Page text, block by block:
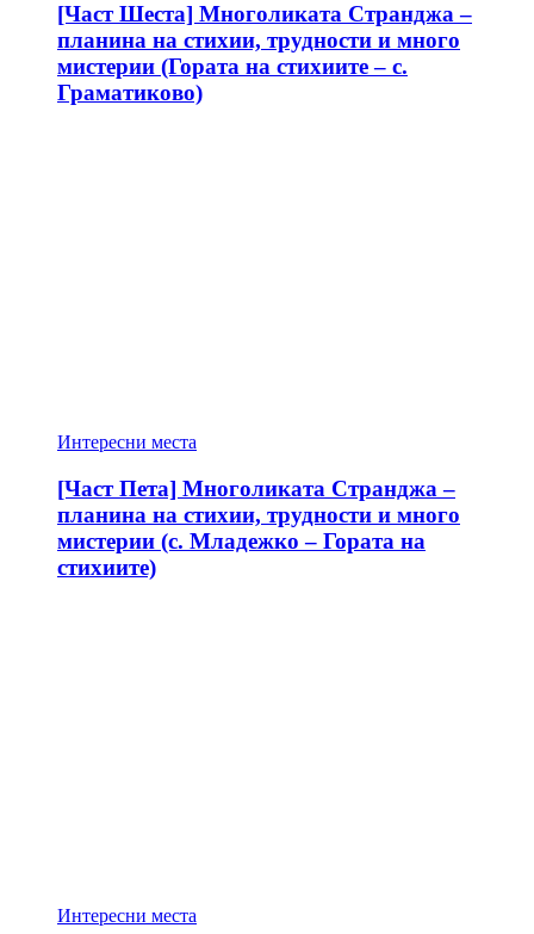
[Част Шеста] Многоликата Странджа –
планина на стихии, трудности и много
мистерии (Гората на стихиите – с.
Граматиково)
Интересни места
[Част Пета] Многоликата Странджа –
планина на стихии, трудности и много
мистерии (с. Младежко – Гората на
стихиите)
Интересни места